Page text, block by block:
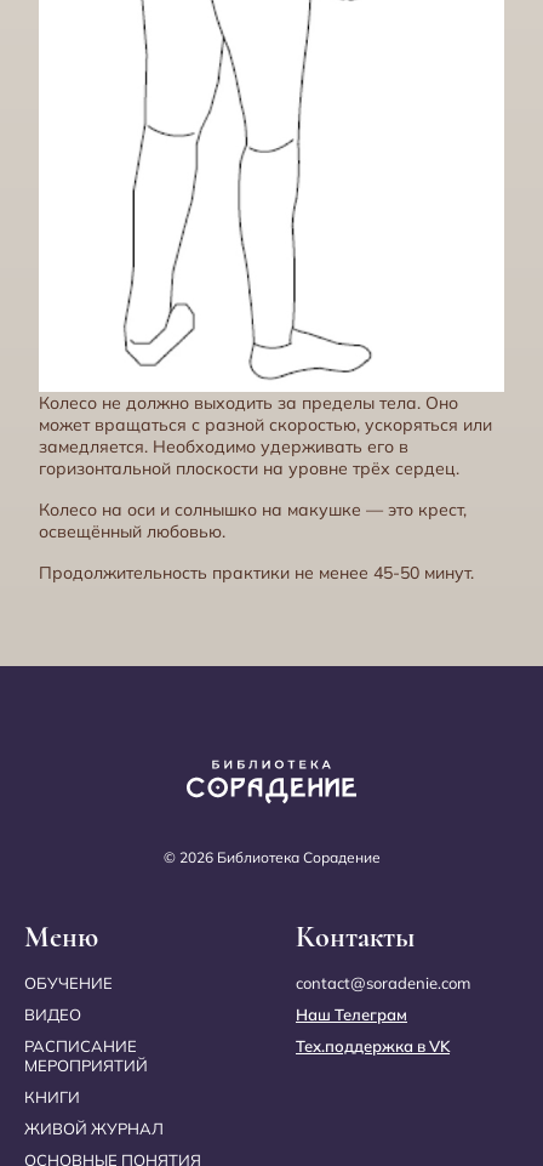
Колесо не должно выходить за пределы тела. Оно
может вращаться с разной скоростью, ускоряться или
замедляется. Необходимо удерживать его в
горизонтальной плоскости на уровне трёх сердец.
Колесо на оси и солнышко на макушке — это крест,
освещённый любовью.
Продолжительность практики не менее 45-50 минут.
© 2026 Библиотека Сорадение
Меню
ОБУЧЕНИЕ
ВИДЕО
РАСПИСАНИЕ
МЕРОПРИЯТИЙ
КНИГИ
ЖИВОЙ ЖУРНАЛ
ОСНОВНЫЕ ПОНЯТИЯ
Контакты
contact@soradenie.com
Наш Телеграм
Тех.поддержка в VK